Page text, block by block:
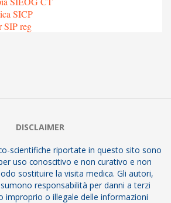
SICP
SIP reg
DISCLAIMER
scientifiche riportate in questo sito sono
uso conoscitivo e non curativo e non
sostituire la visita medica. Gli autori,
responsabilità per danni a terzi
improprio o illegale delle informazioni